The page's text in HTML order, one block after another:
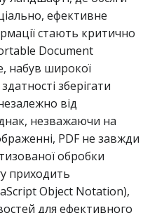
ефективне
стають критично
Document
набув широкої
зберігати
від
незважаючи на
PDF не завжди
обробки
приходить
Object Notation),
для ефективного